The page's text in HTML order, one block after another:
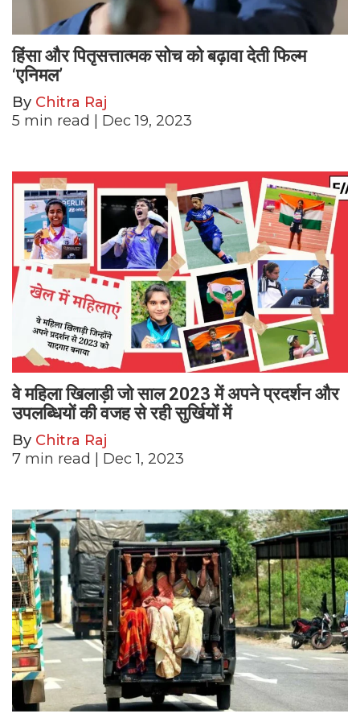
हिंसा और पितृसत्तात्मक सोच को बढ़ावा देती फिल्म
‘एनिमल’
By Chitra Raj
5 min read | Dec 19, 2023
वे महिला खिलाड़ी जो साल 2023 में अपने प्रदर्शन और
उपलब्धियों की वजह से रही सुर्खियों में
By Chitra Raj
7 min read | Dec 1, 2023